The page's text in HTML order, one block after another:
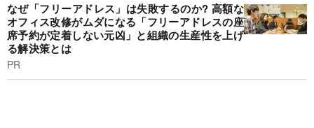
なぜ「フリーアドレス」は失敗するのか? 高額な
オフィス改修がムダになる「フリーアドレスの座
席予約が定着しない元凶」と組織の生産性を上げ
る解決策とは
PR